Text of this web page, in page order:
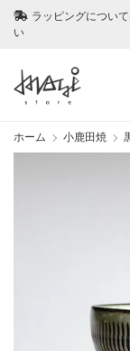
ラッピングについ
い
ホーム 小鹿田焼